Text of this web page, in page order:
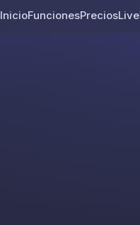
InicioFuncionesPreciosLive